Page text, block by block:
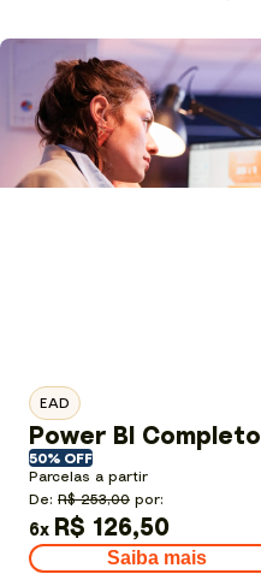
EAD
Power BI Completo
50% OFF
Parcelas a partir
De: R$ 253,00 por:
6x R$ 126,50
Saiba mais